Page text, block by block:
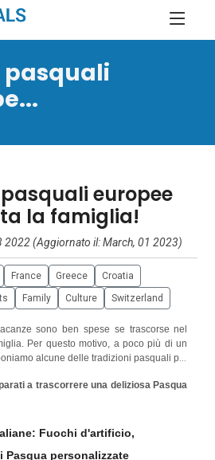
pasquali
europee
la famiglia!
2022 (Aggiornato il: March, 01 2023)
France Greece
Croatia
Family Culture Switzerland
sono ben spese se trascorse nel
Per questo motivo, a poco più di un
alcune delle tradizioni pasquali più
a trascorrere una deliziosa Pasqua
Fuochi d'artificio,
Pasqua personalizzate